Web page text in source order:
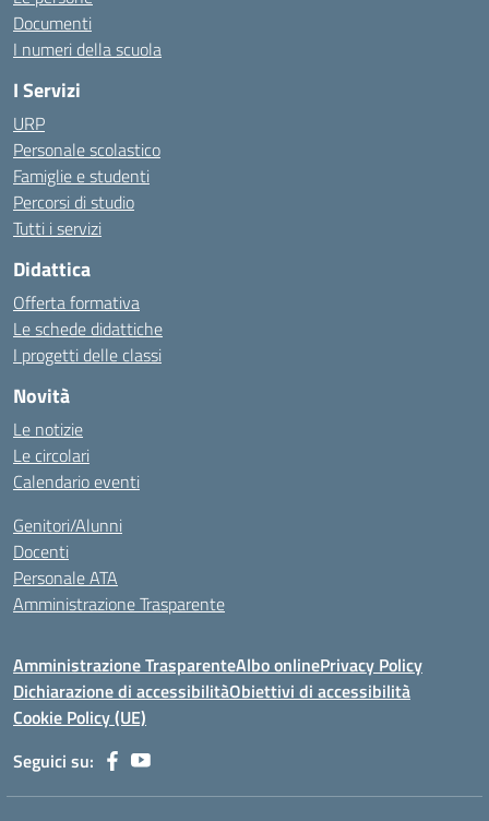
Documenti
I numeri della scuola
I Servizi
URP
Personale scolastico
Famiglie e studenti
Percorsi di studio
Tutti i servizi
Didattica
Offerta formativa
Le schede didattiche
I progetti delle classi
Novità
Le notizie
Le circolari
Calendario eventi
Genitori/Alunni
Docenti
Personale ATA
Amministrazione Trasparente
Amministrazione TrasparenteAlbo onlinePrivacy Policy
Dichiarazione di accessibilitàObiettivi di accessibilità
Cookie Policy (UE)
Seguici su: